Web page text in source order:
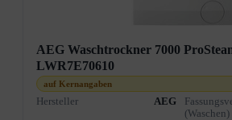
AEG Waschtrockner 7000
LWR7E70610
auf Kernangaben
Hersteller AEG
(Waschen)